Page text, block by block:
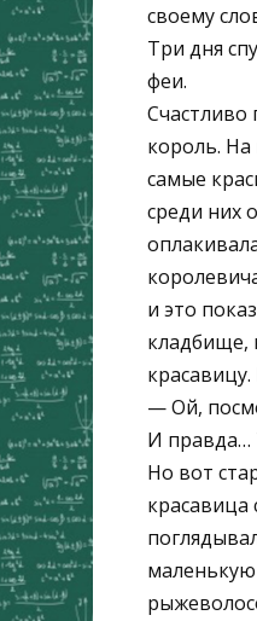
своему
Три дня
феи.
Счастливо
король.
самые
среди них
и это
кладбище,
— Ой,
И правда…
Но вот
красавица